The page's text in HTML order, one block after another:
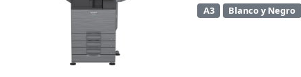
A3 Blanco y Negro